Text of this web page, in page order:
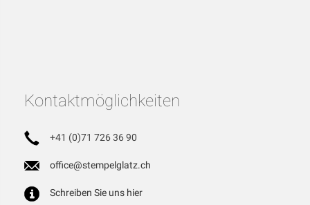
Kontaktmöglichkeiten
+41 (0)71 726 36 90
office@stempelglatz.ch
Schreiben Sie uns hier